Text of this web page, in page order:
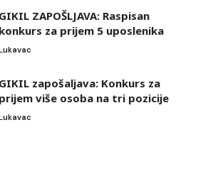
GIKIL ZAPOŠLJAVA: Raspisan
konkurs za prijem 5 uposlenika
GIKIL zapošaljava: Konkurs za
prijem više osoba na tri pozicije